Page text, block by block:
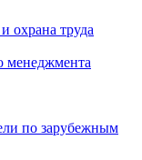
охрана труда
менеджмента
по зарубежным